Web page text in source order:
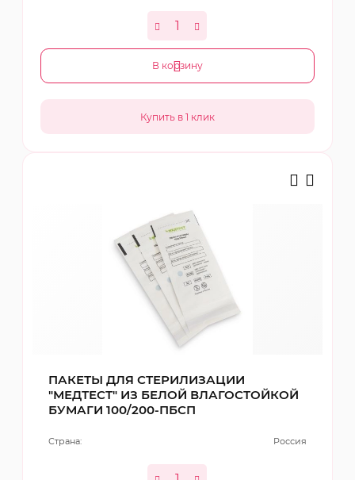
В корзину
ПАКЕТЫ ДЛЯ СТЕРИЛИЗАЦИИ
"МЕДТЕСТ" ИЗ БЕЛОЙ ВЛАГОСТОЙКОЙ
БУМАГИ 100/200-ПБСП
Страна: Россия